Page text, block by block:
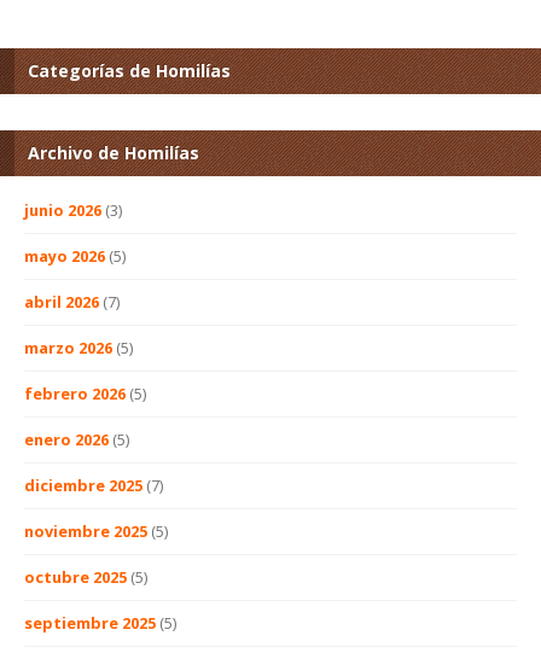
Categorías de Homilías
Archivo de Homilías
junio 2026 (3)
mayo 2026 (5)
abril 2026 (7)
marzo 2026 (5)
febrero 2026 (5)
enero 2026 (5)
diciembre 2025 (7)
noviembre 2025 (5)
octubre 2025 (5)
septiembre 2025 (5)